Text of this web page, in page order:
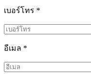
เบอร์โทร *
อีเมล *